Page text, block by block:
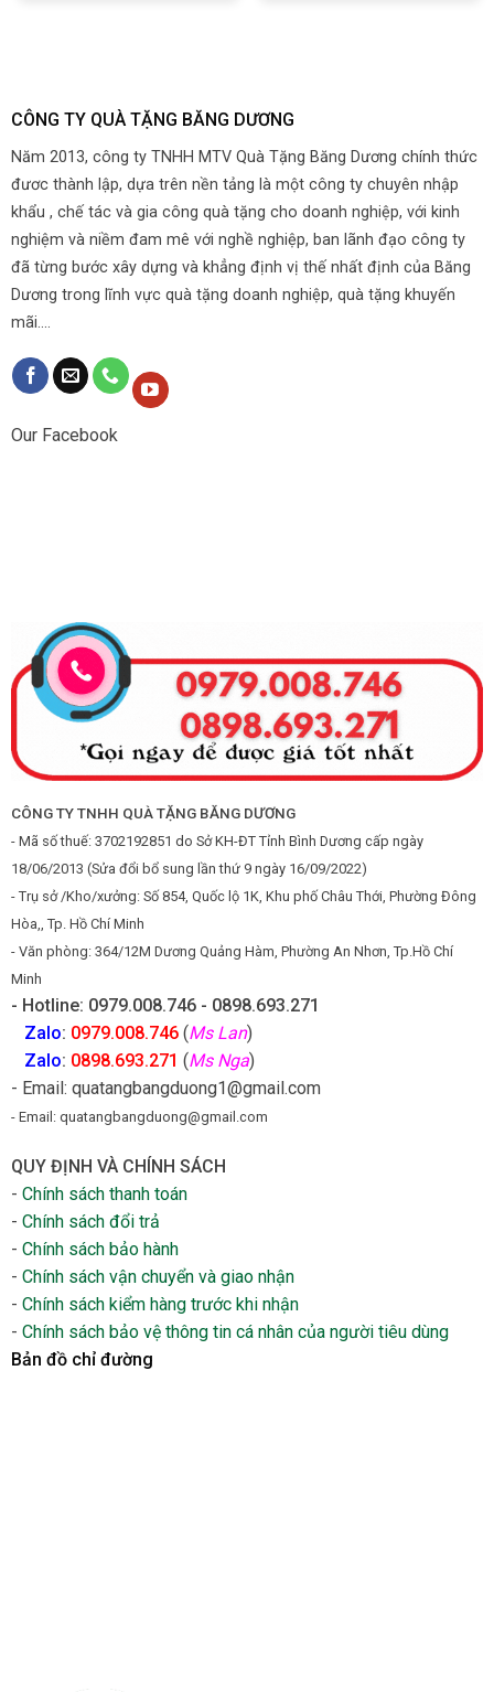
CÔNG TY QUÀ TẶNG BĂNG DƯƠNG
Năm 2013, công ty TNHH MTV Quà Tặng Băng Dương chính thức
đươc thành lập, dựa trên nền tảng là một công ty chuyên nhập
khẩu , chế tác và gia công quà tặng cho doanh nghiệp, với kinh
nghiệm và niềm đam mê với nghề nghiệp, ban lãnh đạo công ty
đã từng bước xây dựng và khẳng định vị thế nhất định của Băng
Dương trong lĩnh vực quà tặng doanh nghiệp, quà tặng khuyến
mãi....
Our Facebook
CÔNG TY TNHH QUÀ TẶNG BĂNG DƯƠNG
- Mã số thuế: 3702192851 do Sở KH-ĐT Tỉnh Bình Dương cấp ngày
18/06/2013 (Sửa đổi bổ sung lần thứ 9 ngày 16/09/2022)
- Trụ sở /Kho/xưởng: Số 854, Quốc lộ 1K, Khu phố Châu Thới, Phường Đông
Hòa,, Tp. Hồ Chí Minh
- Văn phòng: 364/12M Dương Quảng Hàm, Phường An Nhơn, Tp.Hồ Chí
Minh
- Hotline: 0979.008.746 - 0898.693.271
Zalo: 0979.008.746 (Ms Lan)
Zalo: 0898.693.271 (Ms Nga)
- Email: quatangbangduong1@gmail.com
- Email: quatangbangduong@gmail.com
QUY ĐỊNH VÀ CHÍNH SÁCH
- Chính sách thanh toán
- Chính sách đổi trả
- Chính sách bảo hành
- Chính sách vận chuyển và giao nhận
- Chính sách kiểm hàng trước khi nhận
- Chính sách bảo vệ thông tin cá nhân của người tiêu dùng
Bản đồ chỉ đường